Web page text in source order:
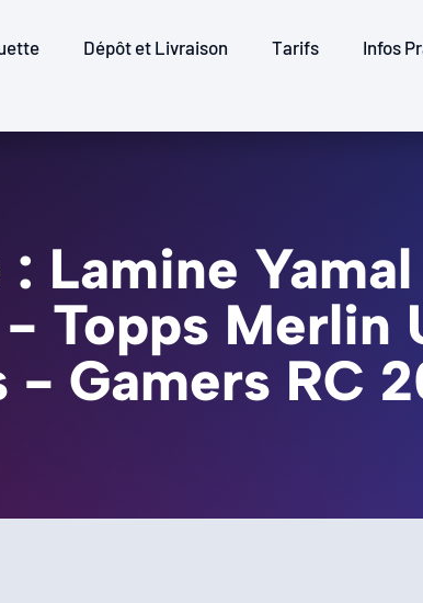
Dépôt et Livraison Tarifs Infos
Lamine Yamal
Topps Merlin
- Gamers RC